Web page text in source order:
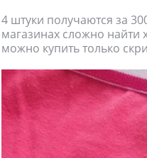
4 штуки получаются за
магазинах сложно найти
можно купить только